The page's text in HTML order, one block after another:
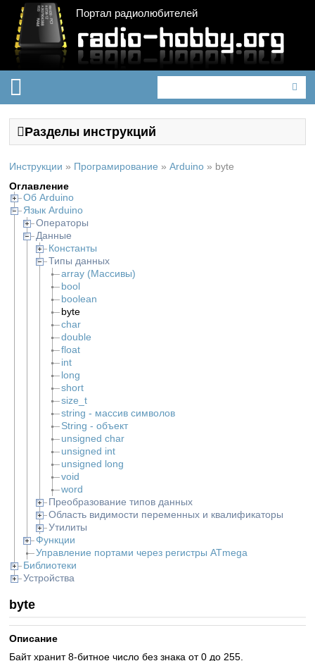
Портал радиолюбителей
Разделы инструкций
Инструкции » Програмирование » Arduino » byte
Оглавление
Об Arduino
Язык Arduino
Операторы
Данные
Константы
Типы данных
array (Массивы)
bool
boolean
byte
char
double
float
int
long
short
size_t
string - массив символов
String - объект
unsigned char
unsigned int
unsigned long
void
word
Преобразование типов данных
Область видимости переменных и квалификаторы
Утилиты
Функции
Управление портами через регистры ATmega
Библиотеки
Устройства
byte
Описание
Байт хранит 8-битное число без знака от 0 до 255.